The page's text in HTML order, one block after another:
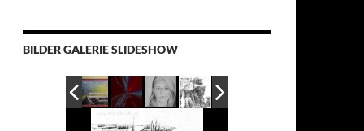
BILDER GALERIE SLIDESHOW